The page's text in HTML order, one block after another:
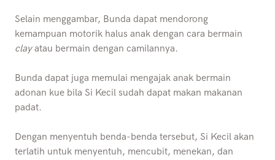
Selain menggambar, Bunda dapat mendorong
kemampuan motorik halus anak dengan cara bermain
clayatau bermain dengan camilannya.
Bunda dapat juga memulai mengajak anak bermain
adonan kue bila Si Kecil sudah dapat makan makanan
padat.
Dengan menyentuh benda-benda tersebut, Si Kecil akan
terlatih untuk menyentuh, mencubit, menekan, dan